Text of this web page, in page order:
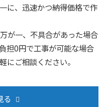
に、迅速かつ納得価格で作
が一、不具合があった場合
担0円で工事が可能な場合
にご相談ください。
る